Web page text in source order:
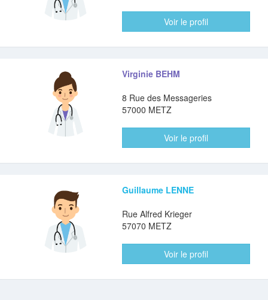
Voir le profil
Virginie BEHM
8 Rue des Messageries
57000 METZ
Voir le profil
Guillaume LENNE
Rue Alfred Krieger
57070 METZ
Voir le profil